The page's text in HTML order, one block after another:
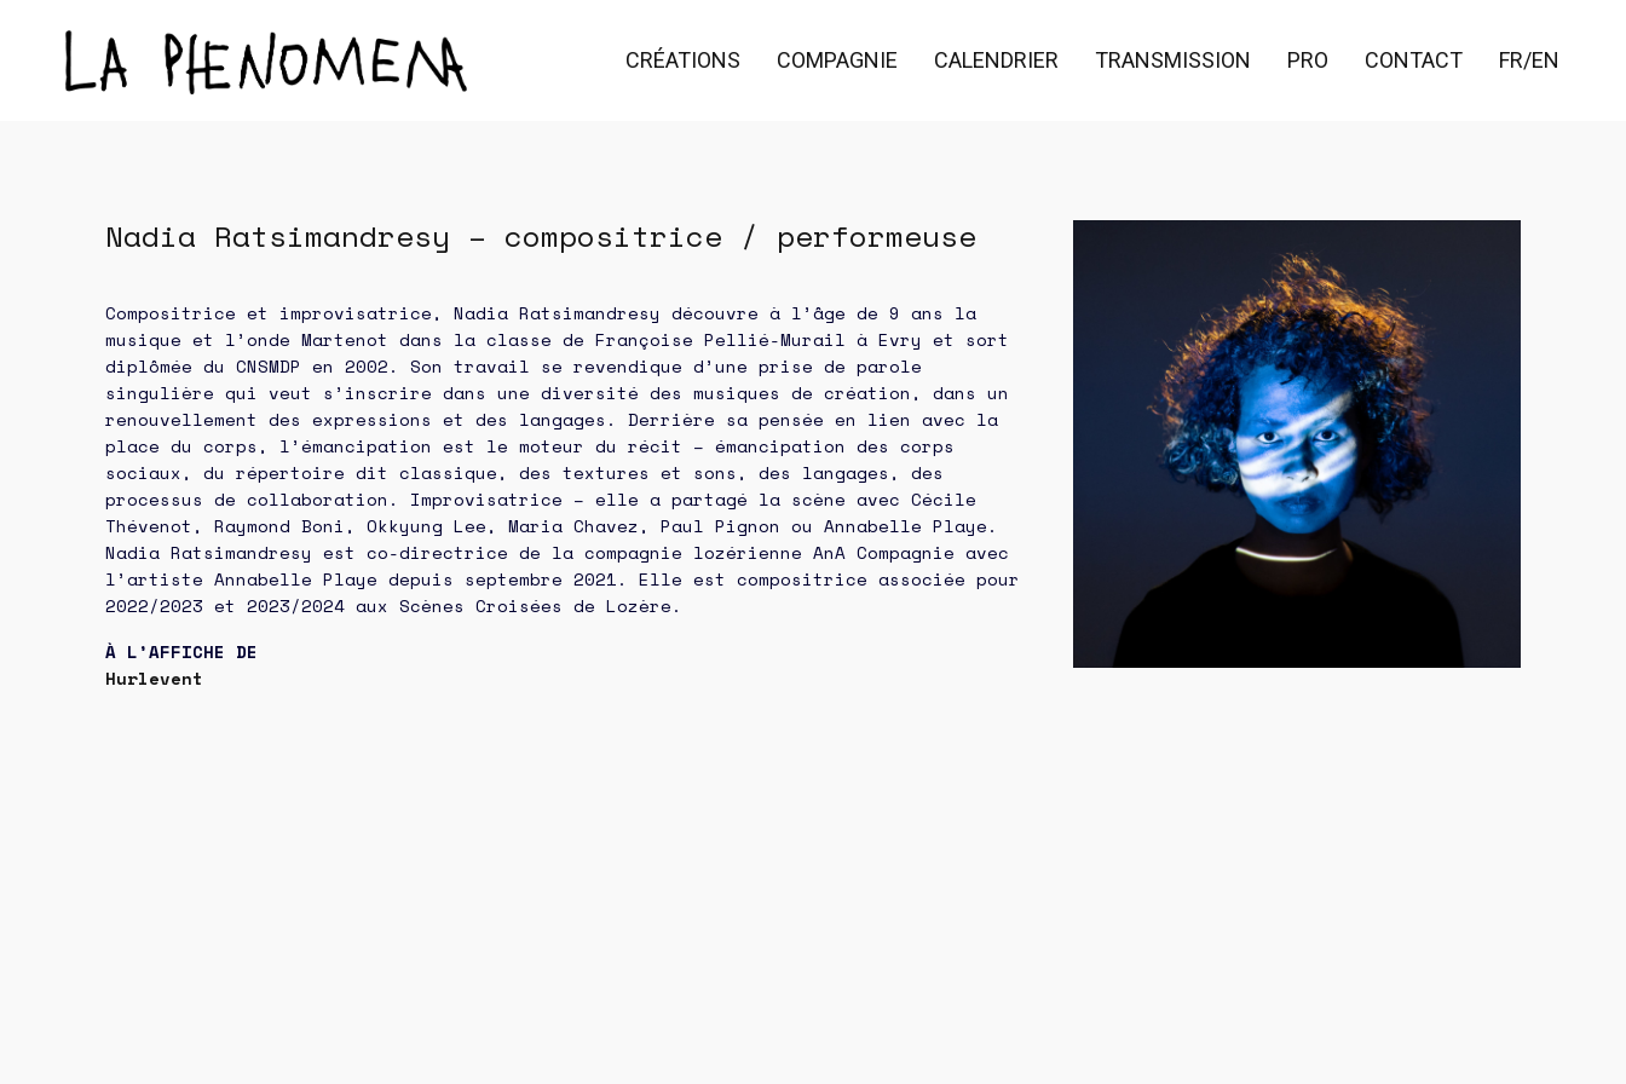
CRÉATIONS COMPAGNIE CALENDRIER TRANSMISSION PRO CONTACT FR/EN
Nadia Ratsimandresy – compositrice / performeuse
Compositrice et improvisatrice, Nadia Ratsimandresy découvre à l’âge de 9 ans la
musique et l’onde Martenot dans la classe de Françoise Pellié-Murail à Evry et sort
diplômée du CNSMDP en 2002. Son travail se revendique d’une prise de parole
singulière qui veut s’inscrire dans une diversité des musiques de création, dans un
renouvellement des expressions et des langages. Derrière sa pensée en lien avec la
place du corps, l’émancipation est le moteur du récit – émancipation des corps
sociaux, du répertoire dit classique, des textures et sons, des langages, des
processus de collaboration. Improvisatrice – elle a partagé la scène avec Cécile
Thévenot, Raymond Boni, Okkyung Lee, Maria Chavez, Paul Pignon ou Annabelle Playe.
Nadia Ratsimandresy est co-directrice de la compagnie lozérienne AnA Compagnie avec
l’artiste Annabelle Playe depuis septembre 2021. Elle est compositrice associée pour
2022/2023 et 2023/2024 aux Scènes Croisées de Lozère.
À L’AFFICHE DE
Hurlevent